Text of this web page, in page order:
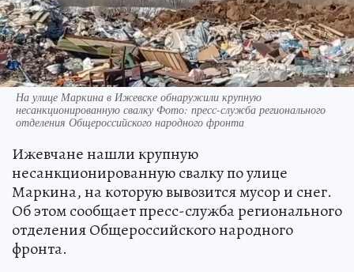
На улице Маркина в Ижевске обнаружили крупную
несанкционированную свалку Фото: пресс-служба регионального
отделения Общероссийского народного фронта
Ижевчане нашли крупную
несанкционированную свалку по улице
Маркина, на которую вывозится мусор и снег.
Об этом сообщает пресс-служба регионального
отделения Общероссийского народного
фронта.